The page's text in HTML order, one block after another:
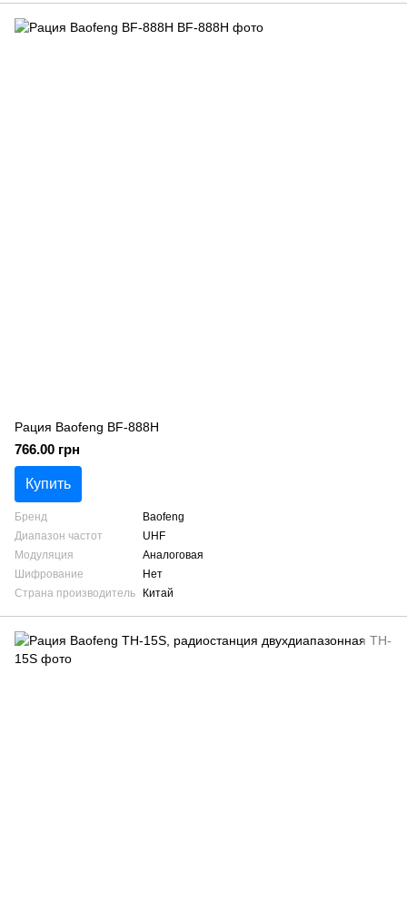
Рация Baofeng BF-888H
766.00 грн
Купить
Бренд
Baofeng
Диапазон частот
UHF
Модуляция
Аналоговая
Шифрование
Нет
Страна производитель
Китай